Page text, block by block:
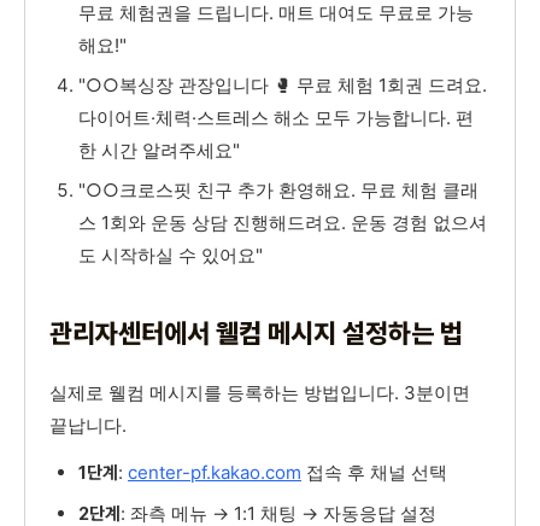
무료 체험권을 드립니다. 매트 대여도 무료로 가능
해요!"
"○○복싱장 관장입니다 🥊 무료 체험 1회권 드려요.
다이어트·체력·스트레스 해소 모두 가능합니다. 편
한 시간 알려주세요"
"○○크로스핏 친구 추가 환영해요. 무료 체험 클래
스 1회와 운동 상담 진행해드려요. 운동 경험 없으셔
도 시작하실 수 있어요"
관리자센터에서 웰컴 메시지 설정하는 법
실제로 웰컴 메시지를 등록하는 방법입니다. 3분이면
끝납니다.
1단계 : center-pf.kakao.com 접속 후 채널 선택
2단계 : 좌측 메뉴 → 1:1 채팅 → 자동응답 설정